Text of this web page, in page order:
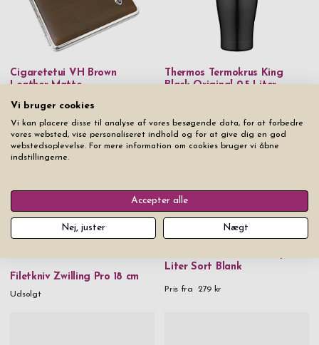
Cigaretetui VH Brown
Leather Matte
Pris fra 299 kr
Thermos Termokrus King
Black Original 0,5 Liter
Filetkniv Zwilling Pro 18 cm
Udsolgt
Liter Sort Blank
Pris fra 279 kr
Vi bruger cookies
Vi kan placere disse til analyse af vores besøgende data, for at forbedre
vores websted, vise personaliseret indhold og for at give dig en god
webstedsoplevelse. For mere information om cookies bruger vi åbne
indstillingerne.
Accepter alle
Nej, juster Nægt